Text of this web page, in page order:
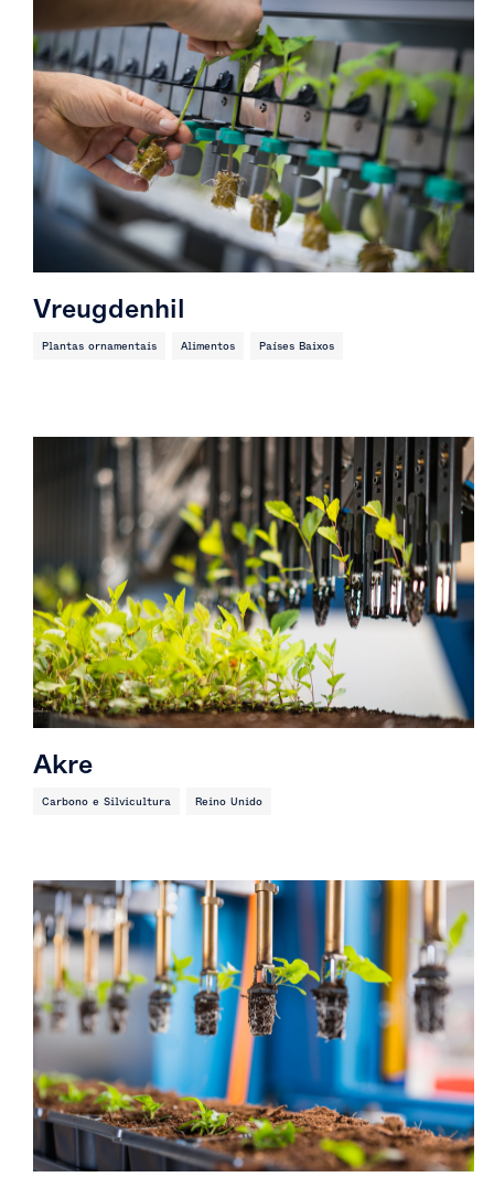
Vreugdenhil
Plantas ornamentais Alimentos Países Baixos
Akre
Carbono e Silvicultura Reino Unido